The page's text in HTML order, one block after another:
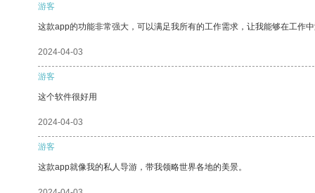
游客
这款app的功能非常强大，可以满足我所有的工作需求，让我能够在工作中
2024-04-03
游客
这个软件很好用
2024-04-03
游客
这款app就像我的私人导游，带我领略世界各地的美景。